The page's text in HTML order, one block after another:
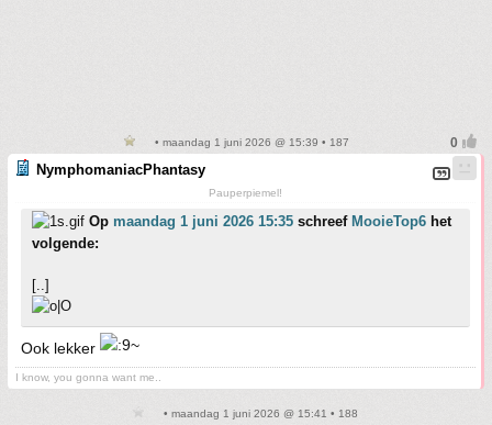
• maandag 1 juni 2026 @ 15:39 • 187
NymphomaniacPhantasy
Pauperpiemel!
Op maandag 1 juni 2026 15:35 schreef MooieTop6 het
volgende:
[..]
Ook lekker
I know, you gonna want me..
• maandag 1 juni 2026 @ 15:41 • 188